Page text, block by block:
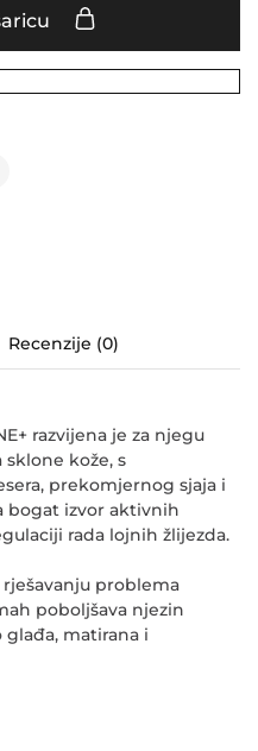
Recenzije (0)
razvijena je za njegu
kože, s
prekomjernog sjaja i
bogat izvor aktivnih
rada lojnih žlijezda.
problema
poboljšava njezin
glađa, matirana i